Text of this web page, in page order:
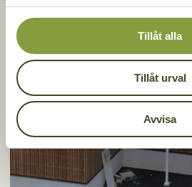
Tillåt alla
Tillåt urval
Avvisa